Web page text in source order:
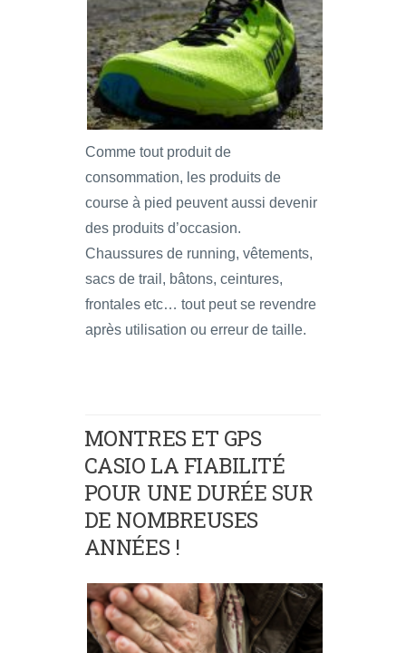
Comme tout produit de
consommation, les produits de
course à pied peuvent aussi devenir
des produits d’occasion.
Chaussures de running, vêtements,
sacs de trail, bâtons, ceintures,
frontales etc… tout peut se revendre
après utilisation ou erreur de taille.
MONTRES ET GPS
CASIO LA FIABILITÉ
POUR UNE DURÉE SUR
DE NOMBREUSES
ANNÉES !